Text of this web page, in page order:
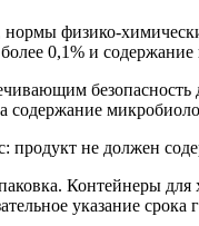
физико-
0,1% и
продукт не должен
Контейнеры
указание